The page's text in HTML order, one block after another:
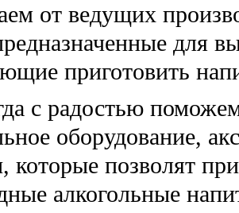
от ведущих
для
приготовить
с радостью
оборудование,
которые позволят
алкогольные